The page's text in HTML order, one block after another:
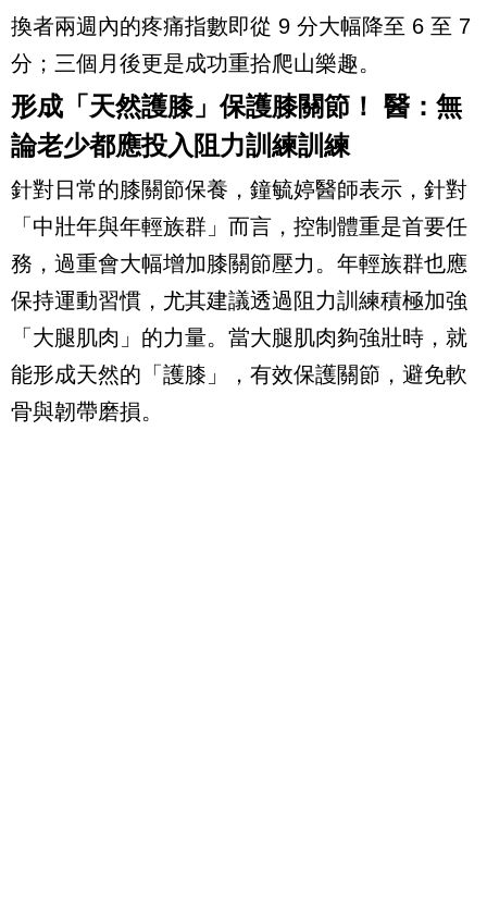
換者兩週內的疼痛指數即從 9 分大幅降至 6 至 7
分；三個月後更是成功重拾爬山樂趣。
形成「天然護膝」保護膝關節！ 醫：無
論老少都應投入阻力訓練訓練
針對日常的膝關節保養，鐘毓婷醫師表示，針對
「中壯年與年輕族群」而言，控制體重是首要任
務，過重會大幅增加膝關節壓力。年輕族群也應
保持運動習慣，尤其建議透過阻力訓練積極加強
「大腿肌肉」的力量。當大腿肌肉夠強壯時，就
能形成天然的「護膝」，有效保護關節，避免軟
骨與韌帶磨損。